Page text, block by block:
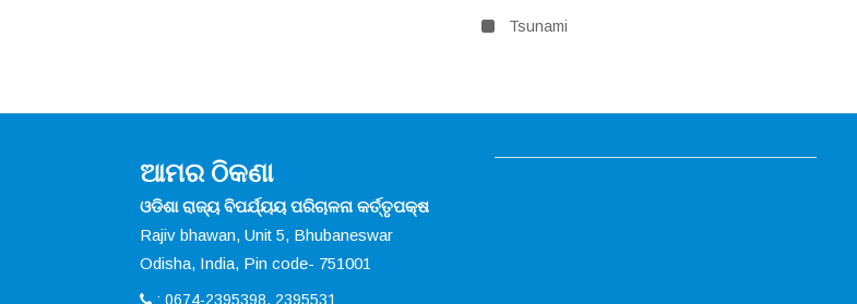
Tsunami
ଆମର ଠିକଣା
ଓଡିଶା ରାଜ୍ୟ ବିପର୍ଯ୍ୟୟ ପରିଚାଳନା କର୍ତ୍ତୃପକ୍ଷ
Rajiv bhawan, Unit 5, Bhubaneswar
Odisha, India, Pin code- 751001
: 0674-2395398, 2395531